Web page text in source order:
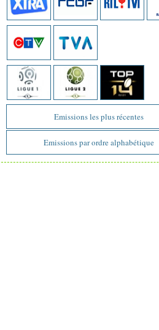
Emissions les plus récentes
Emissions par ordre alphabétique